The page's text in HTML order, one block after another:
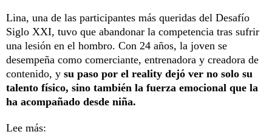
Lina, una de las participantes más queridas del Desafío
Siglo XXI, tuvo que abandonar la competencia tras sufrir
una lesión en el hombro. Con 24 años, la joven se
desempeña como comerciante, entrenadora y creadora de
contenido, y su paso por el reality dejó ver no solo su
talento físico, sino también la fuerza emocional que la
ha acompañado desde niña.
Lee más: